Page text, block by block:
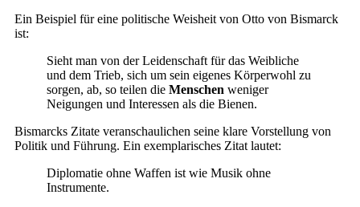
Ein Beispiel für eine politische Weisheit von Otto von Bismarck
ist:
Sieht man von der Leidenschaft für das Weibliche
und dem Trieb, sich um sein eigenes Körperwohl zu
sorgen, ab, so teilen die Menschen weniger
Neigungen und Interessen als die Bienen.
Bismarcks Zitate veranschaulichen seine klare Vorstellung von
Politik und Führung. Ein exemplarisches Zitat lautet:
Diplomatie ohne Waffen ist wie Musik ohne
Instrumente.